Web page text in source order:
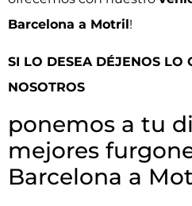
Barcelona a Motril!
SI LO DESEA DÉJENOS LO
NOSOTROS
ponemos a tu
mejores
Barcelona a